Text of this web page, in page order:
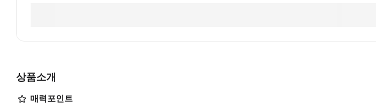
상품소개
매력포인트